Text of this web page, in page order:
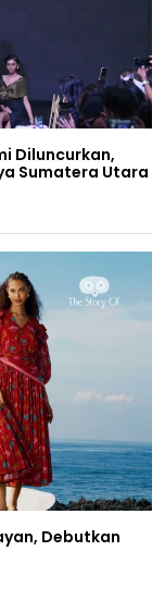
Diluncurkan,
Sumatera Utara
Debutkan